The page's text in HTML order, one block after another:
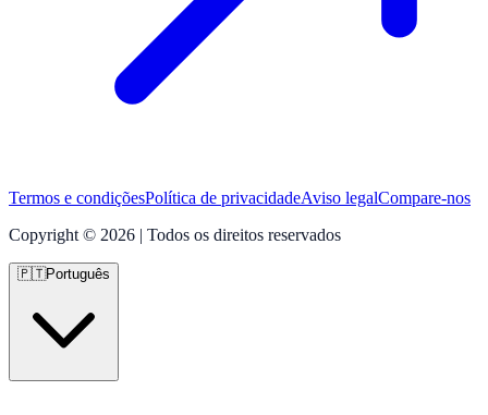
Termos e condiçõesPolítica de privacidadeAviso legalCompare-nos
Copyright © 2026 | Todos os direitos reservados
🇵🇹Português